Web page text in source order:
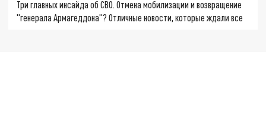
Три главных инсайда об СВО. Отмена мобилизации и возвращение
"генерала Армагеддона"? Отличные новости, которые ждали все